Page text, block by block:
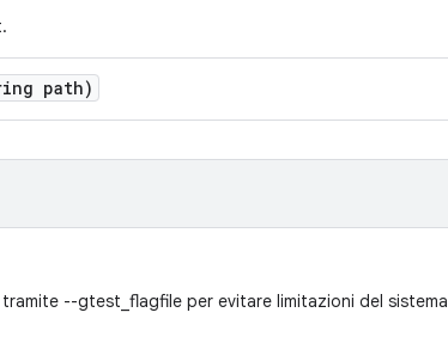
path)
--gtest_flagfile per evitare limitazioni del sistema